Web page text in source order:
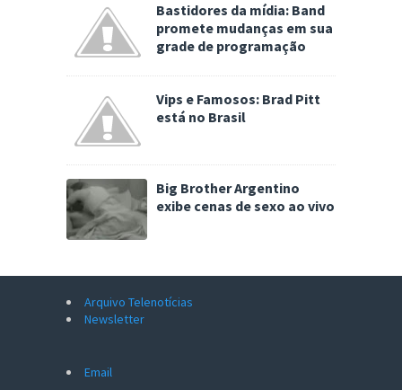
Bastidores da mídia: Band
promete mudanças em sua
grade de programação
Vips e Famosos: Brad Pitt
está no Brasil
Big Brother Argentino
exibe cenas de sexo ao vivo
Arquivo Telenotícias
Newsletter
Email